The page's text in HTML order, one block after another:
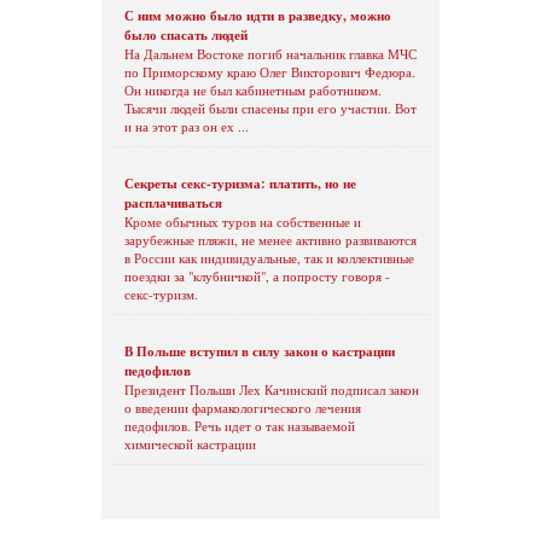
С ним можно было идти в разведку, можно
было спасать людей
На Дальнем Востоке погиб начальник главка МЧС
по Приморскому краю Олег Викторович Федюра.
Он никогда не был кабинетным работником.
Тысячи людей были спасены при его участии. Вот
и на этот раз он ех ...
Секреты секс-туризма: платить, но не
расплачиваться
Кроме обычных туров на собственные и
зарубежные пляжи, не менее активно развиваются
в России как индивидуальные, так и коллективные
поездки за "клубничкой", а попросту говоря -
секс-туризм.
В Польше вступил в силу закон о кастрации
педофилов
Президент Польши Лех Качинский подписал закон
о введении фармакологического лечения
педофилов. Речь идет о так называемой
химической кастрации